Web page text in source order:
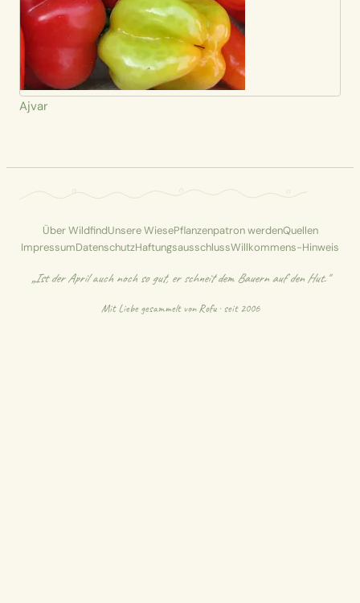
Ajvar
Über WildfindUnsere WiesePflanzenpatron werdenQuellen
ImpressumDatenschutzHaftungsausschlussWillkommens-Hinweis
„Ist der April auch noch so gut, er schneit dem Bauern auf den Hut."
Mit Liebe gesammelt vonRofu· seit 2006